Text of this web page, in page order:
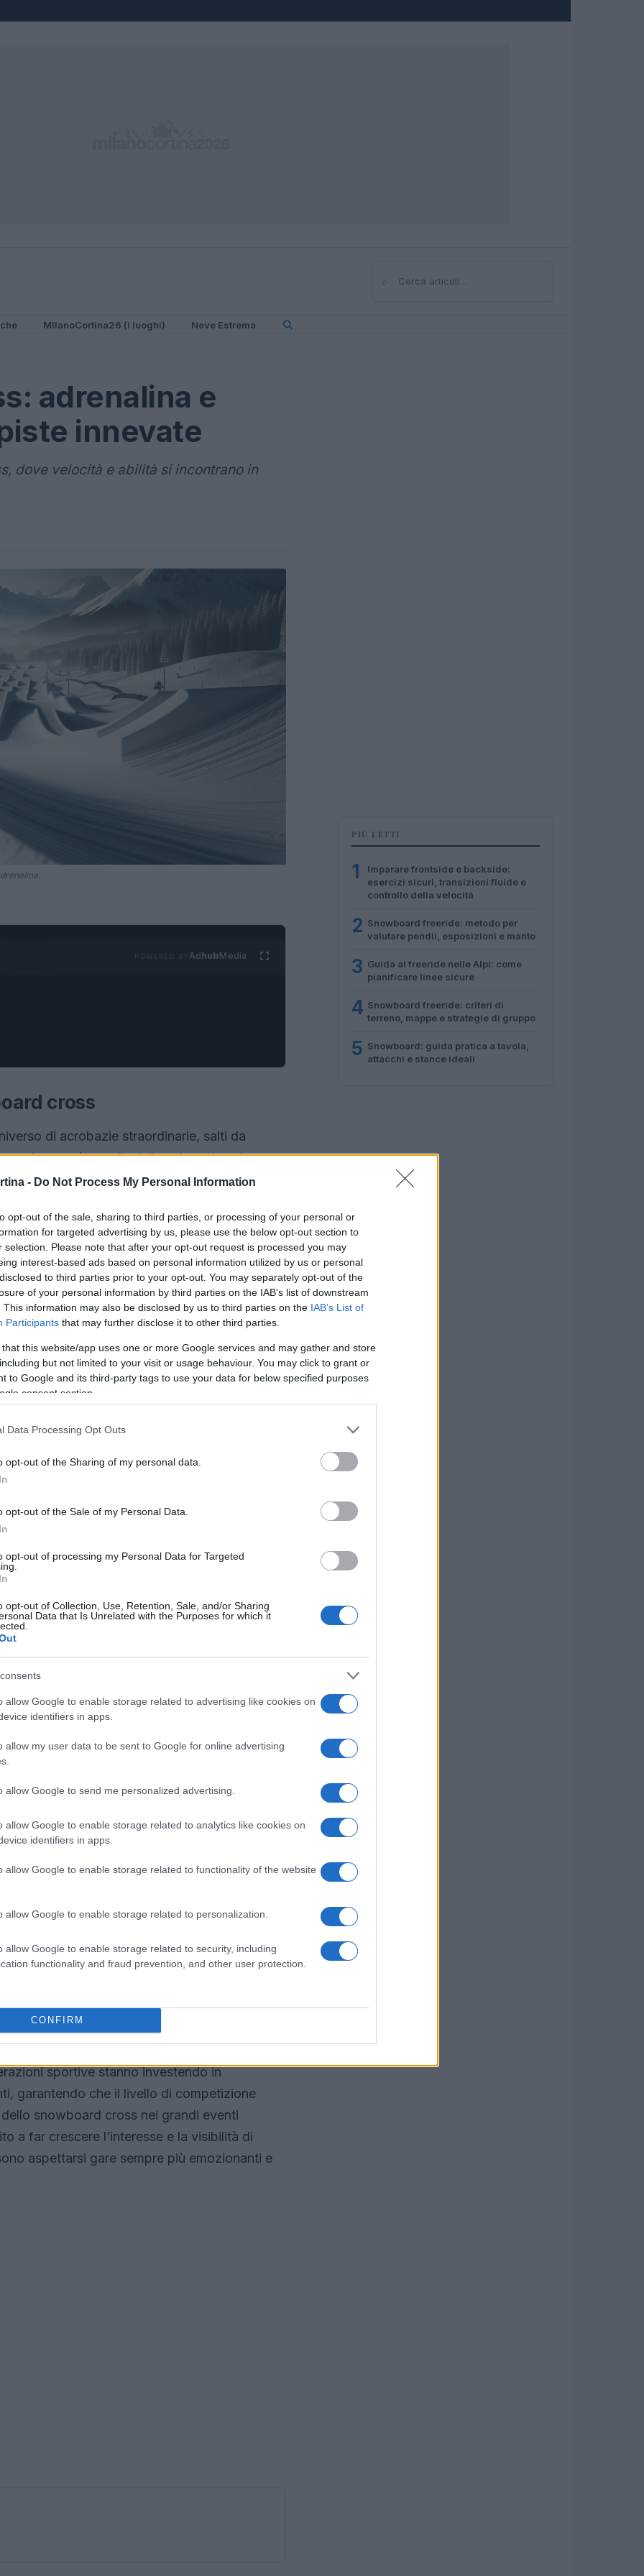
- Do Not Process My Personal Information
opt-out of the sale, sharing to third parties, or processing of your personal or
for targeted advertising by us, please use the below opt-out section to
selection. Please note that after your opt-out request is processed you may
interest-based ads based on personal information utilized by us or personal
to third parties prior to your opt-out. You may separately opt-out of the
of your personal information by third parties on the IAB’s list of downstream
This information may also be disclosed by us to third parties on the IAB’s List of
Participants that may further disclose it to other third parties.
that this website/app uses one or more Google services and may gather and store
but not limited to your visit or usage behaviour. You may click to grant or
to Google and its third-party tags to use your data for below specified purposes
consent section.
Data Processing Opt Outs
opt-out of the Sharing of my personal data.
opt-out of the Sale of my Personal Data.
opt-out of processing my Personal Data for Targeted
opt-out of Collection, Use, Retention, Sale, and/or Sharing
Data that Is Unrelated with the Purposes for which it
allow Google to enable storage related to advertising like cookies on
identifiers in apps.
allow my user data to be sent to Google for online advertising
allow Google to send me personalized advertising.
allow Google to enable storage related to analytics like cookies on
identifiers in apps.
allow Google to enable storage related to functionality of the website
allow Google to enable storage related to personalization.
allow Google to enable storage related to security, including
functionality and fraud prevention, and other user protection.
CONFIRM
⌕Cerca
MIlanoCortina26 (i luoghi) Neve Estrema
adrenalina e
innevate
dove velocità e abilità si incontrano in
AdhubMedia
cross
di acrobazie straordinarie, salti da
crossè una disciplina che unisce la
competizioni. In questo sport, gli atleti si
devono affrontare salti, curve e dossi, il tutto
Ogni gara è un mix di strategia, abilità e
avvincente.
cross
entusiasta, pronto a tifare per i propri
i concorrenti si preparano al via, e il
elettrizzante. Ogni manche è
spettacolari, con i partecipanti che
evitare cadute e incertezze. La combinazione
sia per gli atleti che per gli
internazionali
sono atleti che si sono distinti per le loro
da tutto il mondo si sfidano in eventi
i Campionati Mondiali. Ogni competizione è
le loro abilità e cercare di conquistare il podio.
poiché le gare richiedono non solo
capacità di reazione e strategia. Gli
sono essenziali per affinare le
ogni gara presenta.
sport, il futuro dello snowboard cross appare
emergendo, portando freschezza e
sportive stanno investendo in
garantendo che il livello di competizione
snowboard cross nei grandi eventi
a far crescere l’interesse e la visibilità di
aspettarsi gare sempre più emozionanti e
PIÙ LETTI
1
Imparare frontside e backside:
esercizi sicuri, transizioni fluide e
controllo della velocità
2 Snowboard freeride: metodo per
valutare pendii, esposizioni e manto
3 Guida al freeride nelle Alpi: come
pianificare linee sicure
4 Snowboard freeride: criteri di
terreno, mappe e strategie di gruppo
5 Snowboard: guida pratica a tavola,
attacchi e stance ideali